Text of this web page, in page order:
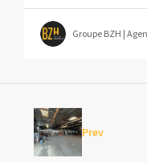
Groupe BZH |
Prev